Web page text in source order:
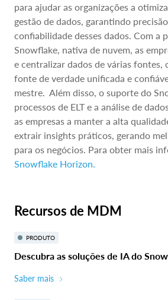
para ajudar as organizações a
gestão de dados, garantindo
confiabilidade desses dados. Com a
Snowflake, nativa de nuvem, as
e centralizar dados de várias fontes,
fonte de verdade unificada e
mestre. Além disso, o suporte do
processos de ELT e a análise de
as empresas a manter a alta
extrair insights práticos, gerando
para os negócios. Para obter mais
Snowflake Horizon.
Recursos de MDM
PRODUTO
Descubra as soluções de IA do
Saber mais